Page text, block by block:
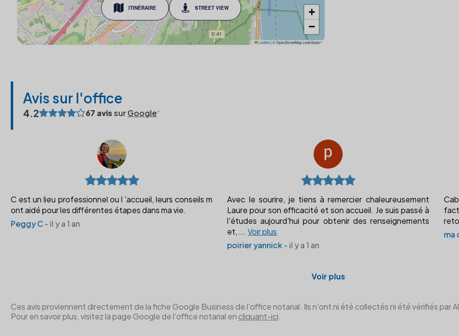
ITINÉRAIRE STREET VIEW
+
−
Leaflet |© OpenStreetMap contributors
Avis sur l'office
4.2 67 avissurGoogle
C est un lieu professionnel ou l 'accueil, leurs conseils m
ont aidé pour les différentes étapes dans ma vie.
Peggy C- il y a 1 an
Avec le sourire, je tiens à remercier chaleureusement
Laure pour son efficacité et son accueil. Je suis passé à
l'études aujourd'hui pour obtenir des renseignements
et, ...Voir plus
poirier yannick - il y a 1 an
ma
Voir plus
Ces avis proviennent directement de la fiche Google Business de l'office notarial. Ils n'ont ni été collectés ni été vérifiés par
Pour en savoir plus, visitez la page Google de l'office notarial en cliquant-ici.